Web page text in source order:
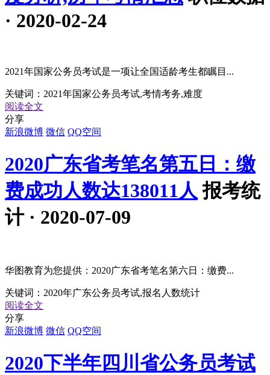
· 2020-02-24
2021年国家公务员考试是一项让全国适龄考生都瞩目...
关键词： 2021年国家公务员考试,考情考务,难度
阅读全文
分享
新浪微博 微信 QQ空间
2020广东省考笔名第五日：缴
费成功人数达138011人 报考统
计 · 2020-07-09
华图教育为您提供：2020广东省考笔名第六日：缴费...
关键词： 2020年广东公务员考试,报名人数统计
阅读全文
分享
新浪微博 微信 QQ空间
2020下半年四川省公务员考试